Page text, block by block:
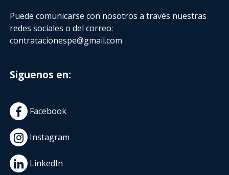
Puede comunicarse con nosotros a través nuestras
redes sociales o del correo:
contratacionespe@gmail.com
Siguenos en:
Facebook
Instagram
LinkedIn